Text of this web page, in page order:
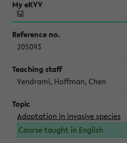
205093
Vendrami, Hoffman, Chen
Adaptation in invasive species
Course taught in English